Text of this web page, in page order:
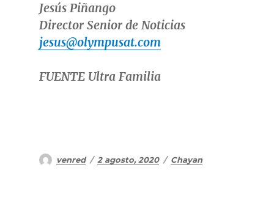
Jesús Piñango
Director Senior de Noticias
jesus@olympusat.com
FUENTE Ultra Familia
Autor
venred
Publicado
2 agosto, 2020 Categorías
Chayan